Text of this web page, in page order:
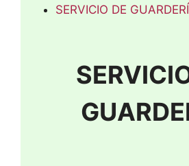
SERVICIO DE